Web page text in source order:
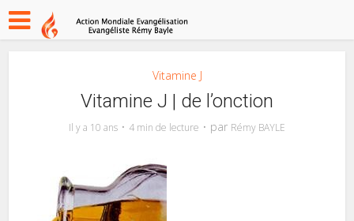
Vitamine J
Vitamine J | de l’onction
Il y a 10 ans 4 min de lecture par Rémy BAYLE